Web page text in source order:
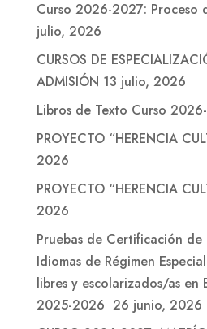
Curso 2026-2027: Proceso
julio, 2026
CURSOS DE
ADMISIÓN 13 julio, 2026
Libros de Texto Curso
PROYECTO “HERENCIA
2026
PROYECTO “HERENCIA
2026
Pruebas de Certificación de
Idiomas de Régimen
libres y escolarizados/as en
2025-2026 26 junio, 2026